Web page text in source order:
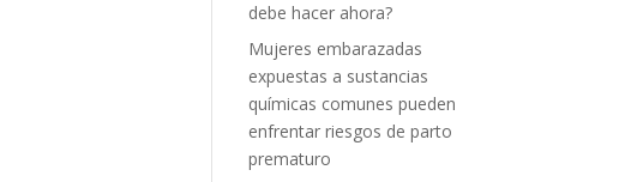
debe hacer ahora?
Mujeres embarazadas
expuestas a sustancias
químicas comunes pueden
enfrentar riesgos de parto
prematuro